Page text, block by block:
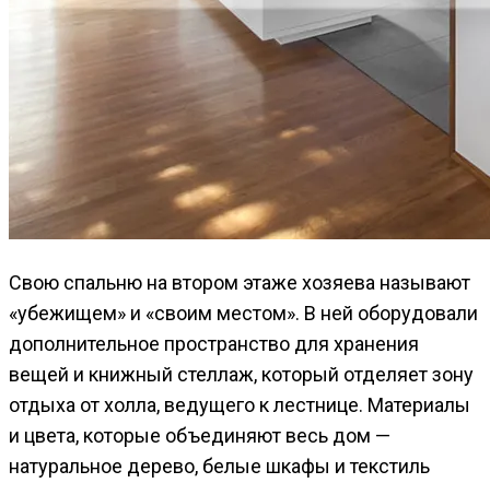
Свою спальню на втором этаже хозяева называют
«убежищем» и «своим местом». В ней оборудовали
дополнительное пространство для хранения
вещей и книжный стеллаж, который отделяет зону
отдыха от холла, ведущего к лестнице. Материалы
и цвета, которые объединяют весь дом —
натуральное дерево, белые шкафы и текстиль